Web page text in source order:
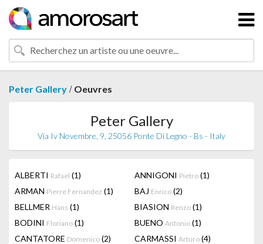
Peter Gallery / Oeuvres
Peter Gallery
Via Iv Novembre, 9, 25056 Ponte Di Legno - Bs - Italy
ALBERTI Rafael (1) ANNIGONI Pietro (1)
ARMAN Pierre Fernandez (1) BAJ Enrico (2)
BELLMER Hans (1) BIASION Renzo (1)
BODINI Floriano (1) BUENO Antonio (1)
CANTATORE Domenico (2) CARMASSI Arturo (4)